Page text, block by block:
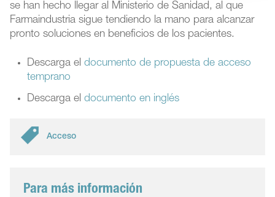
se han hecho llegar al Ministerio de Sanidad, al que
Farmaindustria sigue tendiendo la mano para alcanzar
pronto soluciones en beneficios de los pacientes.
Descarga eldocumento de propuesta de acceso
temprano
Descarga eldocumento en inglés
Acceso
Para más información